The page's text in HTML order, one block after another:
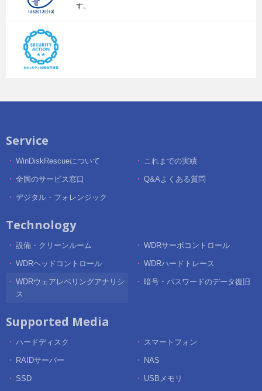
す。
Service
WinDiskRescueについて これまでの実績
全国のサービス窓口 Q&Aよくある質問
デジタル・フォレンジック
Technology
設備・クリーンルーム WDRサーボコントロール
WDRヘッドコントロール WDRハードトレース
WDRウェアレベリングアナリシ
ス
暗号・パスワードのデータ復旧
Supported Media
ハードディスク スマートフォン
RAIDサーバー NAS
SSD USBメモリ